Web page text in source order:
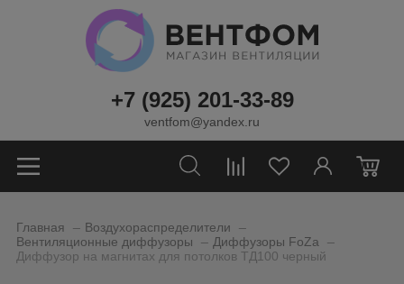
+7 (925) 201-33-89
ventfom@yandex.ru
0
Главная Воздухораспределители
Вентиляционные диффузоры _ Диффузоры FoZa
Диффузор на магнитах для потолков ТД100 черный